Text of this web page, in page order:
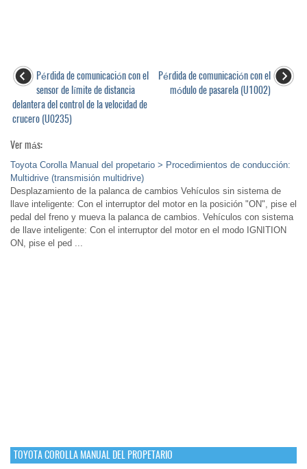
Pérdida de comunicación con el
sensor de límite de distancia
delantera del control de la velocidad de
crucero (U0235)
Pérdida de comunicación con el
módulo de pasarela (U1002)
Ver más:
Toyota Corolla Manual del propetario > Procedimientos de conducción:
Multidrive (transmisión multidrive)
Desplazamiento de la palanca de cambios Vehículos sin sistema de
llave inteligente: Con el interruptor del motor en la posición "ON", pise el
pedal del freno y mueva la palanca de cambios. Vehículos con sistema
de llave inteligente: Con el interruptor del motor en el modo IGNITION
ON, pise el ped ...
TOYOTA COROLLA MANUAL DEL PROPETARIO